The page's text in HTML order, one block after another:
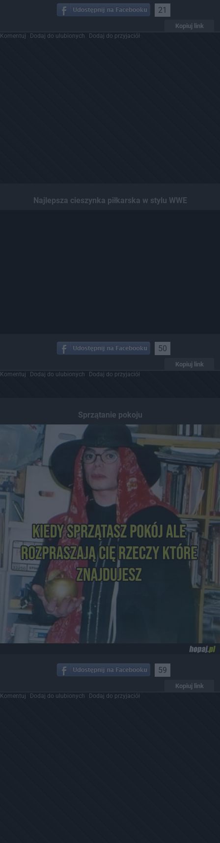
21
Kopiuj link
Komentuj Dodaj do ulubionych Dodaj do przyjaciół
Najlepsza cieszynka piłkarska w stylu WWE
50
Kopiuj link
Komentuj Dodaj do ulubionych Dodaj do przyjaciół
Sprzątanie pokoju
59
Kopiuj link
Komentuj Dodaj do ulubionych Dodaj do przyjaciół